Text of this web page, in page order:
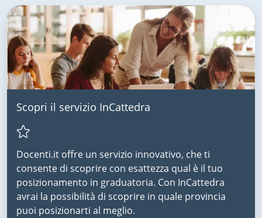
Scopri il servizio InCattedra
Docenti.it offre un servizio innovativo, che ti
consente di scoprire con esattezza qual è il tuo
posizionamento in graduatoria. Con InCattedra
avrai la possibilità di scoprire in quale provincia
puoi posizionarti al meglio.